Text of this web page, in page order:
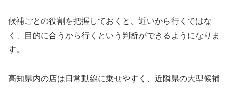
候補ごとの役割を把握しておくと、近いから行くではな
く、目的に合うから行くという判断ができるようになりま
す。
高知県内の店は日常動線に乗せやすく、近隣県の大型候補